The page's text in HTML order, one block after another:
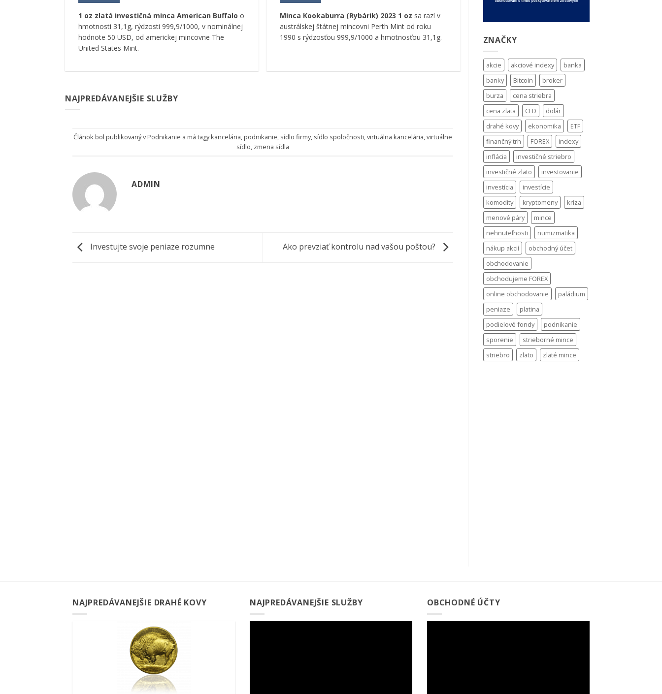
1 oz zlatá investičná minca American Buffalo o
hmotnosti 31,1g, rýdzosti 999,9/1000, v nominálnej
hodnote 50 USD, od americkej mincovne The
United States Mint.
Minca Kookaburra (Rybárik) 2023 1 oz sa razí v
austrálskej štátnej mincovni Perth Mint od roku
1990 s rýdzosťou 999,9/1000 a hmotnosťou 31,1g.
NAJPREDÁVANEJŠIE SLUŽBY
Článok bol publikovaný vPodnikanie a má tagykancelária,podnikanie, sídlo firmy, sídlo spoločnosti,virtuálna kancelária,virtuálne
sídlo, zmena sídla
ADMIN
Investujte svoje peniaze rozumne Ako prevziať kontrolu nad vašou poštou?
ZNAČKY
akcie akciové indexy
banka
banky
Bitcoin
broker
burza
cena striebra
cena zlata
CFD
dolár
drahé kovy
ekonomika
ETF
finančný trh
FOREX
indexy
inflácia
investičné striebro
investičné zlato
investovanie
investícia
investície
komodity
kryptomeny
kríza
menové páry
mince
nehnuteľnosti
numizmatika
nákup akcií
obchodný účet
obchodovanie
obchodujeme FOREX
online obchodovanie
paládium
peniaze
platina
podielové fondy
podnikanie
sporenie
strieborné mince
striebro
zlato zlaté mince
NAJPREDÁVANEJŠIE DRAHÉ KOVY
Pridať k
obľúbeným
NAJPREDÁVANEJŠIE SLUŽBY OBCHODNÉ ÚČTY